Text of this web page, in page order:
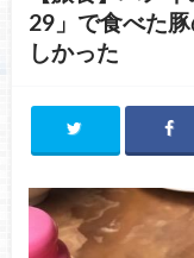
29」で食べた
しかった